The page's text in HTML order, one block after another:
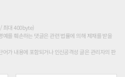
최대 400byte)
를 훼손하는 댓글은 관련 법률에 의해 제재를 받을
가 내용에 포함되거나 인신공격성 글은 관리자의 판